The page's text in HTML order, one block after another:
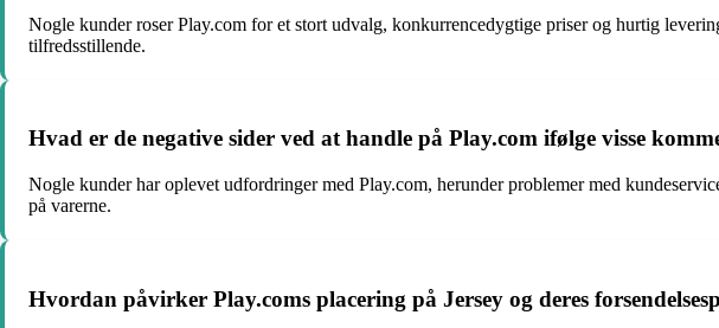
Nogle kunder roser Play.com for et stort udvalg, konkurrencedygtige priser og hurtig
tilfredsstillende.
Hvad er de negative sider ved at handle på Play.com ifølge visse
Nogle kunder har oplevet udfordringer med Play.com, herunder problemer med
på varerne.
Hvordan påvirker Play.coms placering på Jersey og deres